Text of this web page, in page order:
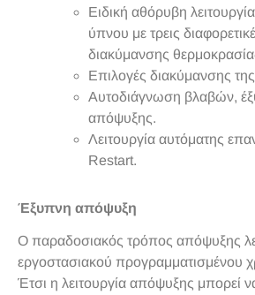
Ειδική αθόρυβη
ύπνου με τρεις
διακύμανσης
Επιλογές διακύμανσης
Αυτοδιάγνωση βλαβών,
απόψυξης.
Λειτουργία αυτόματης
Restart.
Έξυπνη απόψυξη
Ο παραδοσιακός τρόπος απόψυξης
εργοστασιακού προγραμματισμένου
Έτσι η λειτουργία απόψυξης μπορεί